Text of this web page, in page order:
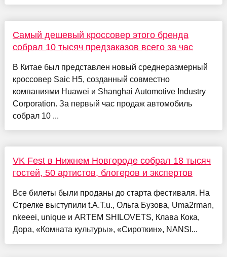
Самый дешевый кроссовер этого бренда
собрал 10 тысяч предзаказов всего за час
В Китае был представлен новый среднеразмерный
кроссовер Saic H5, созданный совместно
компаниями Huawei и Shanghai Automotive Industry
Corporation. За первый час продаж автомобиль
собрал 10 ...
VK Fest в Нижнем Новгороде собрал 18 тысяч
гостей, 50 артистов, блогеров и экспертов
Все билеты были проданы до старта фестиваля. На
Стрелке выступили t.A.T.u., Ольга Бузова, Uma2rman,
nkeeei, unique и ARTEM SHILOVETS, Клава Кока,
Дора, «Комната культуры», «Сироткин», NANSI...